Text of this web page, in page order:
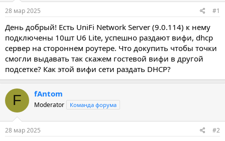
е
м
з
а
н
и
я
28 мар 2025 #1
День добрый! Есть UniFi Network Server (9.0.114) к нему
подключены 10шт U6 Lite, успешно раздают вифи, dhcp
сервер на стороннем роутере. Что докупить чтобы точки
смогли выдавать так скажем гостевой вифи в другой
подсетке? Как этой вифи сети раздать DHCP?
F fAntom
Moderator Команда форума
28 мар 2025 #2